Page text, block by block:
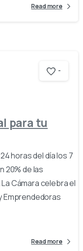
Read more
-
para tu
horas del día los 7
20% de las
Cámara celebra el
Emprendedoras
Read more